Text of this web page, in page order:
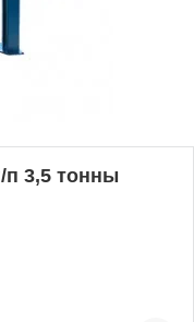
п 3,5 тонны